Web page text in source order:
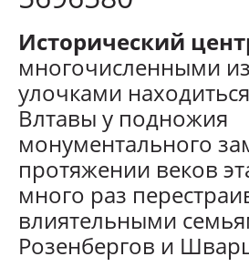
Исторический
многочисленными
улочками
Влтавы у подножия
монументального
протяжении веков
много раз
влиятельными
Розенбергов и